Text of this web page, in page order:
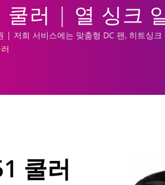
쿨러 | 열 싱크
| 저희 서비스에는 맞춤형 DC 팬, 히트싱
쿨러